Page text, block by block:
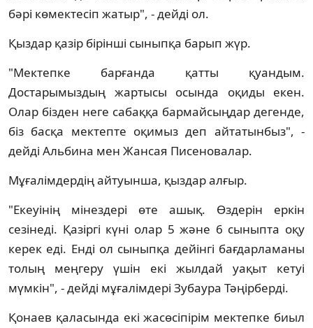
бәрі көмектесіп жатыр", - дейді ол.
Қыздар қазір бірінші сыныпқа барып жүр.
"Мектепке барғанда қатты қуандым.
Достарымыздың жартысы осында оқиды екен.
Олар бізден неге сабаққа бармайсыңдар дегенде,
біз басқа мектепте оқимыз деп айтатынбыз", -
дейді Альбина мен Жансая Писеновалар.
Мұғалімдердің айтуынша, қыздар алғыр.
"Екеуінің мінездері өте ашық. Өздерін еркін
сезінеді. Қазіргі күні олар 5 және 6 сыныпта оқу
керек еді. Енді ол сыныпқа дейінгі бағдарламаны
толың меңгеру үшін екі жылдай уақыт кетуі
мүмкін", - дейді мұғалімдері Зубаура Тәңірберді.
Қонаев қаласында екі жасөсіпірім мектепке биыл